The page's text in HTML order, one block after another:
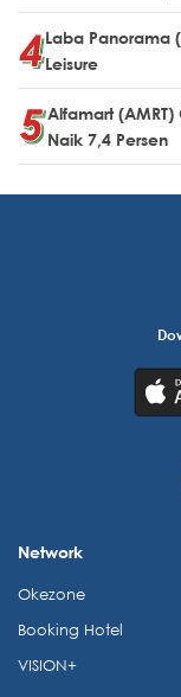
Laba Panorama
Leisure
Alfamart (AMRT)
Naik 7,4 Persen
Network
Okezone
Booking Hotel
VISION+